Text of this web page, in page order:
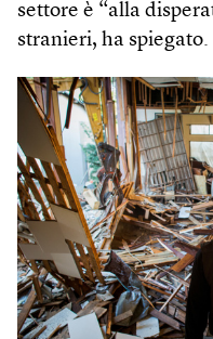
settore è “alla
stranieri, ha spiegato.